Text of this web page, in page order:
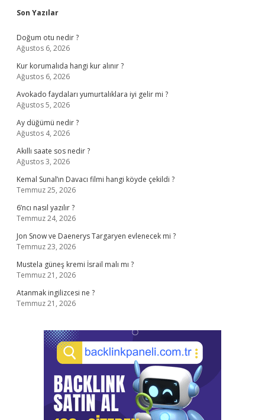
Sidebar
Son Yazılar
Doğum otu nedir ?
Ağustos 6, 2026
Kur korumalıda hangi kur alınır ?
Ağustos 6, 2026
Avokado faydaları yumurtalıklara iyi gelir mi ?
Ağustos 5, 2026
Ay düğümü nedir ?
Ağustos 4, 2026
Akıllı saate sos nedir ?
Ağustos 3, 2026
Kemal Sunal’ın Davacı filmi hangi köyde çekildi ?
Temmuz 25, 2026
6’ncı nasıl yazılır ?
Temmuz 24, 2026
Jon Snow ve Daenerys Targaryen evlenecek mi ?
Temmuz 23, 2026
Mustela güneş kremi İsrail malı mı ?
Temmuz 21, 2026
Atanmak ingilizcesi ne ?
Temmuz 21, 2026